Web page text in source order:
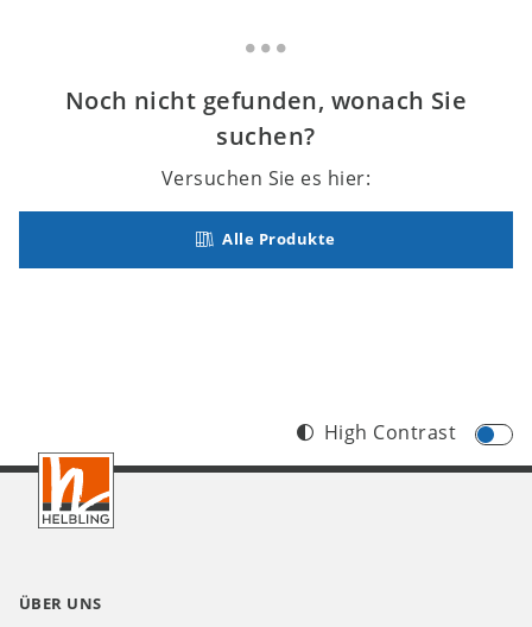
Noch nicht gefunden, wonach Sie
suchen?
Versuchen Sie es hier:
Alle Produkte
Footer
CH
High Contrast
ÜBER UNS